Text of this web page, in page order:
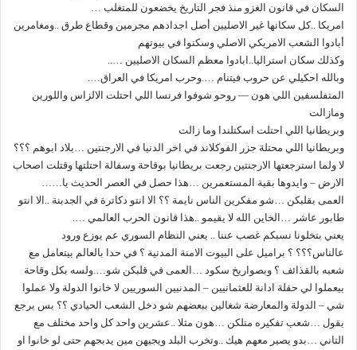
السكان في قانون الغزو منذ فجر التاريخ يخضعون للمتغلب …
امريكا ..كل سكانها غير الاصليين أصل اجدادهم مجرمين وقطاع طرق ..ومغامرين
أبادوا الشعب الامريكي الاصلي وسكنوا في بيوتهم
وكذلك سكان استراليا..ابادوا معظم السكان الاصليين …..
وبالله احكيلي عن حروب فيتنام ….وحرب امريكا في العراق….
المتفلسفين اللي هون — روحو شوفوا فرنسا اللي احتلت الالزاس واللورين
ومازالت
وبريطانيا اللي احتلت اسكتلندا وما زالت
وبريطانيا اللي محتلة جزر الفوكلاند في اخر الدنيا في الارجنتين …بلاد ابوهم ؟؟؟
لا ولما استرجعتها الارجنتين رجعت بريطانيا بوقاحة وسفالة احتلتها وقتلت اصحاب
الارض – وايدوها بقية المستعمرين …هذا حصل في العصر الحديث يا……
العمى بقلبكن …شو مفكرين الناس نايمة ؟؟ الا انتو دكاترة في الجدبنة ..الا انتو
طابور عاشر …الخاين الله لا يقيمو ..هذا قانون الحرب العالمي ….
يعني بتخلونا نسبكم غصب عننا .. يعني النظام السوري عم يوزع ورود
عالناس؟؟؟ ؟ براميل على البيوت الامنة المدنية ؟ في حدا بالعالم بيتعامل مع
شعبه بالقذائف ؟ وبصواريخ سكود …العمى في قلبكن شو….ولسه بكل وقاحة
بيعملوا لي حفلة ادانة للعثمانيين – المدنيين السوريين لا خانوا الدولة ولا عملوا
شي – الدولة والمعارضة شغالين ببعضهم شو دخل الشعب الحيادي ؟؟ بس برجع
بقول …شعب تفكيره متلكن …هون مثلا ..عشرين واحد كل واحد مختلف مع
التاني …بدو يصير معهم هيك ..وتخرب البلد ويجيهن مين يدبحهم حتى لو خانوا او